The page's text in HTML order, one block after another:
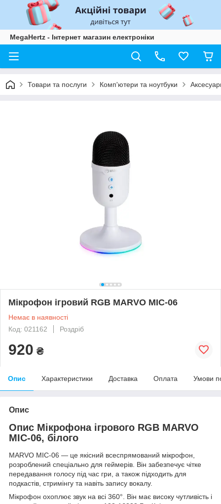
MegaHertz - Інтернет магазин електроніки
Товари та послуги Комп'ютери та ноутбуки
Мікрофон ігровий RGB MARVO MIC-06
Немає в наявності
Код: 021162
Роздріб
920 ₴
Опис Характеристики Доставка Оплата Умови
Опис
Опис Мікрофона ігрового RGB MARVO
MIC-06, білого
MARVO MIC-06 — це якісний всеспрямований мікрофон,
розроблений спеціально для геймерів. Він забезпечує чітке
передавання голосу під час гри, а також підходить для
подкастів, стримінгу та навіть запису вокалу.
Мікрофон охоплює звук на всі 360°. Він має високу чутливість і